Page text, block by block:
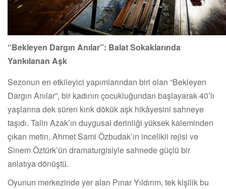
“Bekleyen Dargın Anılar”: Balat Sokaklarında
Yankılanan Aşk
Sezonun en etkileyici yapımlarından biri olan “Bekleyen
Dargın Anılar”, bir kadının çocukluğundan başlayarak 40’lı
yaşlarına dek süren kırık dökük aşk hikâyesini sahneye
taşıdı. Talin Azak’ın duygusal derinliği yüksek kaleminden
çıkan metin, Ahmet Sami Özbudak’ın incelikli rejisi ve
Sinem Öztürk’ün dramaturgisiyle sahnede güçlü bir
anlatıya dönüştü.
Oyunun merkezinde yer alan Pınar Yıldırım, tek kişilik bu